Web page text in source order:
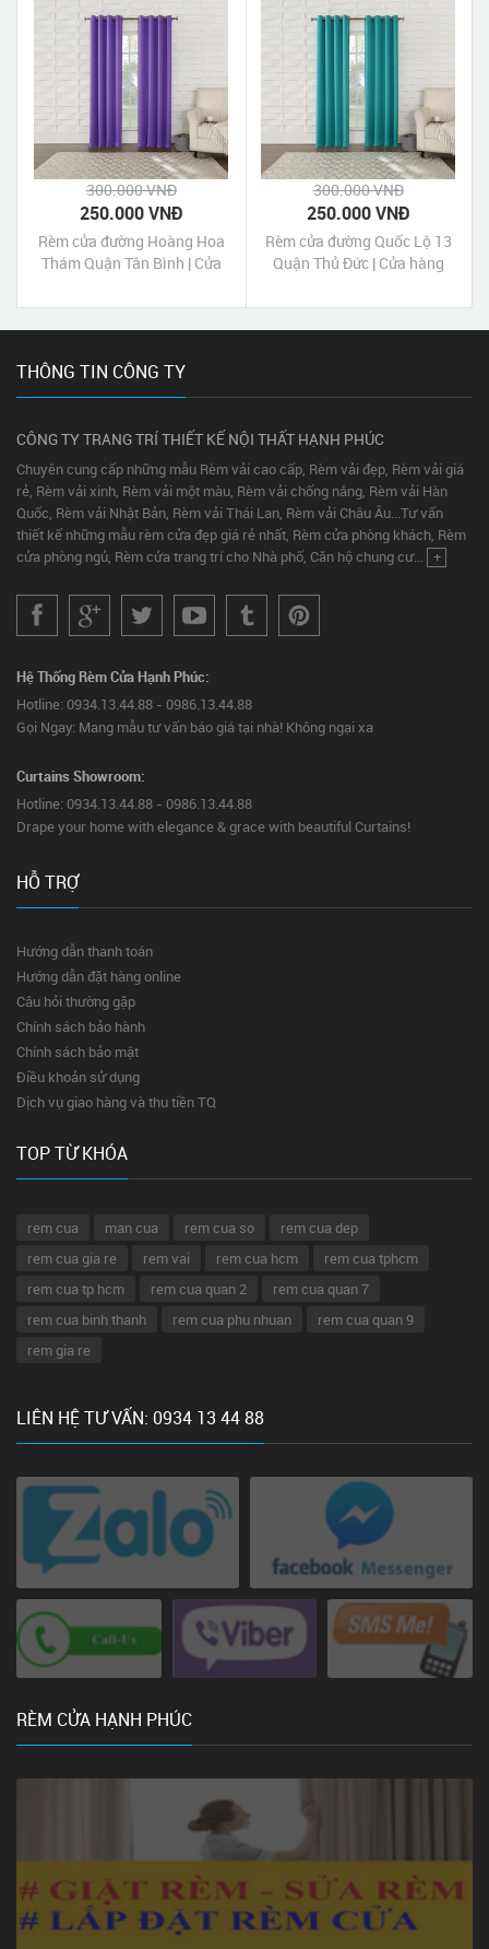
300.000 VNĐ
250.000 VNĐ
Rèm cửa đường Hoàng Hoa
Thám Quận Tân Bình | Cửa
Hoa Thám Tân Bình Tp HCM
300.000 VNĐ
250.000 VNĐ
Rèm cửa đường Quốc Lộ 13
Quận Thủ Đức | Cửa hàng
Quận Thủ Đức Tp HCM
THÔNG TIN CÔNG TY
CÔNG TY TRANG TRÍ THIẾT KẾ NỘI THẤT HẠNH PHÚC
Chuyên cung cấp những mẫu Rèm vải cao cấp, Rèm vải đẹp, Rèm vải giá
rẻ, Rèm vải xinh, Rèm vải một màu, Rèm vải chống nắng, Rèm vải Hàn
Quốc, Rèm vải Nhật Bản, Rèm vải Thái Lan, Rèm vải Châu Âu...Tư vấn
thiết kế những mẫu rèm cửa đẹp giá rẻ nhất, Rèm cửa phòng khách, Rèm
cửa phòng ngủ, Rèm cửa trang trí cho Nhà phố, Căn hộ chung cư... +
Hệ Thống Rèm Cửa Hạnh Phúc:
Hotline: 0934.13.44.88 - 0986.13.44.88
Gọi Ngay: Mang mẫu tư vấn báo giá tại nhà! Không ngại xa
Curtains Showroom:
Hotline: 0934.13.44.88 - 0986.13.44.88
Drape your home with elegance & grace with beautiful Curtains!
HỖ TRỢ
Hướng dẫn thanh toán
Hướng dẫn đặt hàng online
Câu hỏi thường gặp
Chính sách bảo hành
Chính sách bảo mật
Điều khoản sử dụng
Dịch vụ giao hàng và thu tiền TQ
TOP TỪ KHÓA
rem cua man cua rem cua so
rem cua dep
rem cua gia re
rem vai rem cua hcm
rem cua tphcm
rem cua tp hcm
rem cua quan 2
rem cua quan 7
rem cua binh thanh
rem cua phu nhuan
rem cua quan 9
rem gia re
LIÊN HỆ TƯ VẤN: 0934 13 44 88
RÈM CỬA HẠNH PHÚC